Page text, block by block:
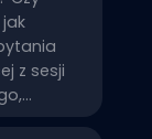
z sesji